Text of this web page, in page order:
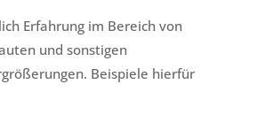
Erfahrung im Bereich von
und sonstigen
Beispiele hierfür